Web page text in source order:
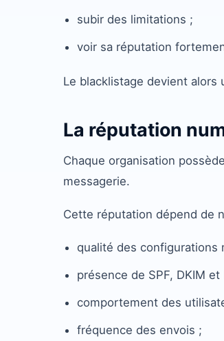
subir des limitations ;
voir sa réputation
Le blacklistage devient alors
La réputation
Chaque organisation
messagerie.
Cette réputation dépend de
qualité des configurations
présence de SPF, DKIM et
comportement des
fréquence des envois ;